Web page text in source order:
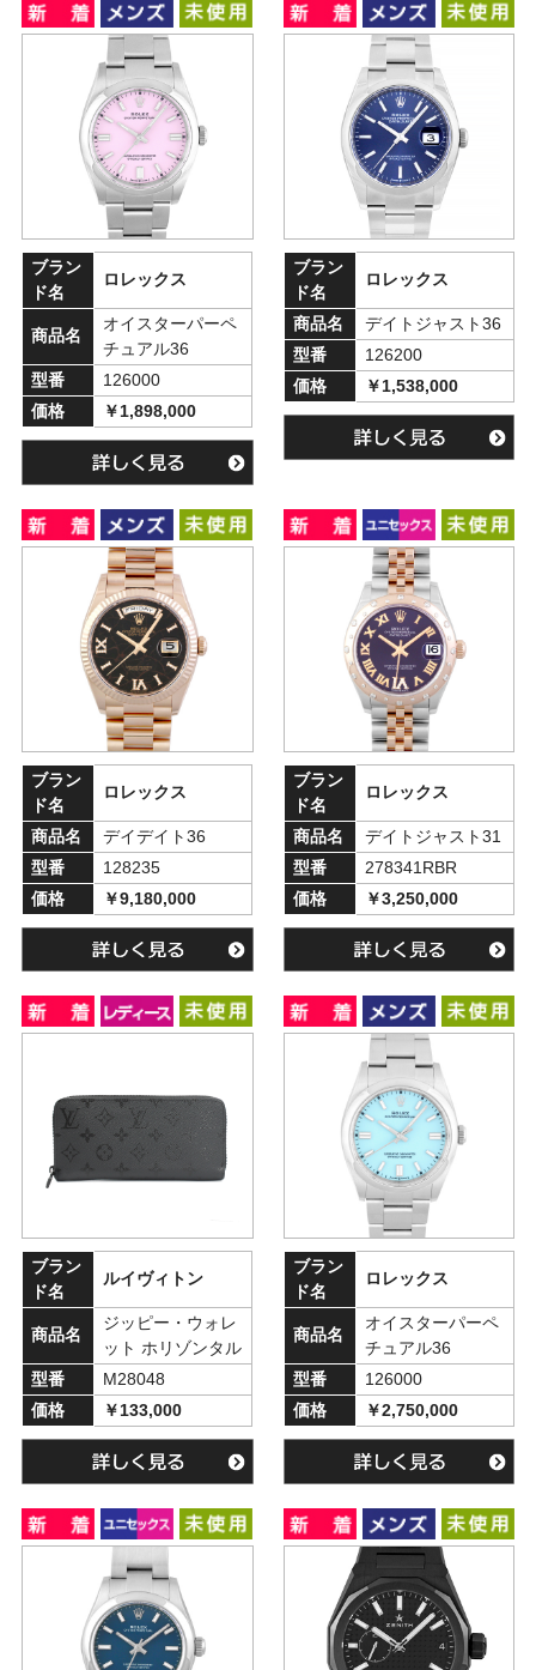
ブラン
ド名
ロレックス
商品名
オイスターパーペ
チュアル36
型番
126000
価格
￥1,898,000
ブラン
ド名
ロレックス
商品名
デイトジャスト36
型番
126200
価格
￥1,538,000
ブラン
ド名
ロレックス
商品名
デイデイト36
型番
128235
価格
￥9,180,000
ブラン
ド名
ロレックス
商品名
デイトジャスト31
型番
278341RBR
価格
￥3,250,000
ブラン
ド名
ルイヴィトン
商品名
ジッピー・ウォレ
ット ホリゾンタル
型番
M28048
価格
￥133,000
ブラン
ド名
ロレックス
商品名
オイスターパーペ
チュアル36
型番
126000
価格
￥2,750,000